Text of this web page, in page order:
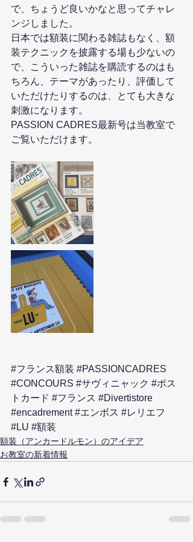
で、ちょうど良いかなと思ってチャレ
ンジしました。
日本では額装に関わる雑誌もなく、額
装テクニックを披露する場も少ないの
で、こういった雑誌を購読するのはも
ちろん、テーマがあったり、評価して
いただけたりするのは、とても大きな
刺激になります。
PASSION CADRES最新号は当教室で
ご覧いただけます。
#フランス額装 #PASSIONCADRES
#CONCOURS #サヴィニャック #ポス
トカード #フランス #Divertistore
#encadrement #エンボス #レリエフ
#LU #額装
額装（アンカードルモン）のアイデア
お教室の新着情報